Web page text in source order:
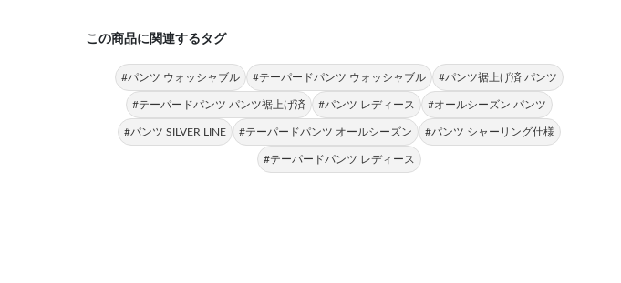
この商品に関連するタグ
#パンツ ウォッシャブル #テーパードパンツ ウォッシャブル #パンツ裾上げ済 パンツ
#テーパードパンツ パンツ裾上げ済 #パンツ レディース #オールシーズン パンツ
#パンツ SILVER LINE #テーパードパンツ オールシーズン #パンツ シャーリング仕様
#テーパードパンツ レディース